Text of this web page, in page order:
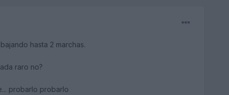
hasta 2 marchas.
raro no?
probarlo probarlo